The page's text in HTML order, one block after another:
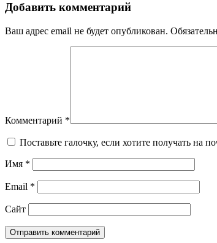
Добавить комментарий
Ваш адрес email не будет опубликован.
Комментарий *
Поставьте галочку, если хотите получать на
Имя *
Email *
Сайт